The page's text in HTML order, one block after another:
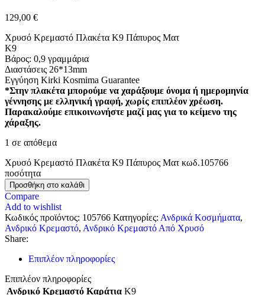
129,00 €
Χρυσό Κρεμαστό Πλακέτα K9 Πάπυρος Ματ
Κ9
Βάρος: 0,9 γραμμάρια
Διαστάσεις 26*13mm
Εγγύηση Kirki Kosmima Guarantee
*Στην πλακέτα μπορούμε να χαράξουμε όνομα ή ημερομηνία
γέννησης με ελληνική γραφή, χωρίς επιπλέον χρέωση.
Παρακαλούμε επικοινωνήστε μαζί μας για το κείμενο της
χάραξης.
1 σε απόθεμα
Χρυσό Κρεμαστό Πλακέτα K9 Πάπυρος Ματ κωδ.105766
ποσότητα
Προσθήκη στο καλάθι
Compare
Add to wishlist
Κωδικός προϊόντος: 105766 Κατηγορίες: Ανδρικά Κοσμήματα,
Ανδρικό Κρεμαστό, Ανδρικό Κρεμαστό Από Χρυσό
Share:
Επιπλέον πληροφορίες
Επιπλέον πληροφορίες
Ανδρικό Κρεμαστό Καράτια Κ9